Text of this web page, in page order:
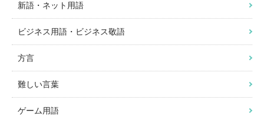
新語・ネット用語
ビジネス用語・ビジネス敬語
方言
難しい言葉
ゲーム用語